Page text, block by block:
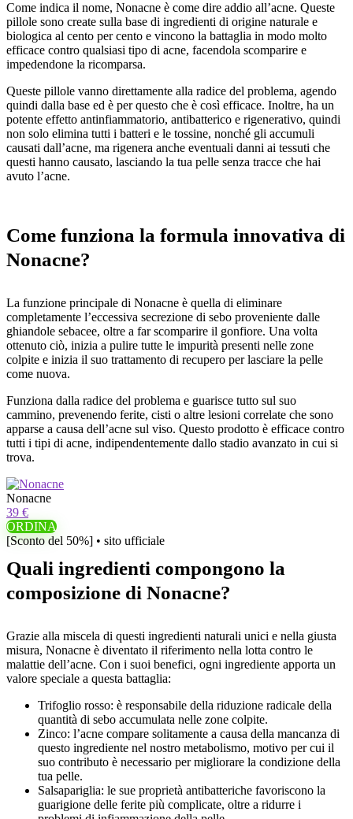
Come indica il nome, Nonacne è come dire addio all’acne. Queste
pillole sono create sulla base di ingredienti di origine naturale e
biologica al cento per cento e vincono la battaglia in modo molto
efficace contro qualsiasi tipo di acne, facendola scomparire e
impedendone la ricomparsa.
Queste pillole vanno direttamente alla radice del problema, agendo
quindi dalla base ed è per questo che è così efficace. Inoltre, ha un
potente effetto antinfiammatorio, antibatterico e rigenerativo, quindi
non solo elimina tutti i batteri e le tossine, nonché gli accumuli
causati dall’acne, ma rigenera anche eventuali danni ai tessuti che
questi hanno causato, lasciando la tua pelle senza tracce che hai
avuto l’acne.
Come funziona la formula innovativa di
Nonacne?
La funzione principale di Nonacne è quella di eliminare
completamente l’eccessiva secrezione di sebo proveniente dalle
ghiandole sebacee, oltre a far scomparire il gonfiore. Una volta
ottenuto ciò, inizia a pulire tutte le impurità presenti nelle zone
colpite e inizia il suo trattamento di recupero per lasciare la pelle
come nuova.
Funziona dalla radice del problema e guarisce tutto sul suo
cammino, prevenendo ferite, cisti o altre lesioni correlate che sono
apparse a causa dell’acne sul viso. Questo prodotto è efficace contro
tutti i tipi di acne, indipendentemente dallo stadio avanzato in cui si
trova.
Nonacne
39 €
ORDINA
[Sconto del 50%] • sito ufficiale
Quali ingredienti compongono la
composizione di Nonacne?
Grazie alla miscela di questi ingredienti naturali unici e nella giusta
misura, Nonacne è diventato il riferimento nella lotta contro le
malattie dell’acne. Con i suoi benefici, ogni ingrediente apporta un
valore speciale a questa battaglia:
Trifoglio rosso: è responsabile della riduzione radicale della
quantità di sebo accumulata nelle zone colpite.
Zinco: l’acne compare solitamente a causa della mancanza di
questo ingrediente nel nostro metabolismo, motivo per cui il
suo contributo è necessario per migliorare la condizione della
tua pelle.
Salsapariglia: le sue proprietà antibatteriche favoriscono la
guarigione delle ferite più complicate, oltre a ridurre i